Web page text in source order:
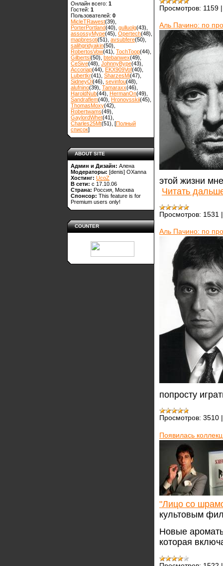
Онлайн всего: 1
Гостей: 1
Пользователей: 0
MicleTRawest(39)
PorterPortland(40) gulluolg(43)
assossyMype(45) Opertech(48)
mapbresoti(51) avsubfere(50)
salihgridyakin(50)
RobertosVow(41) TochToop(44)
Gilbertsl(50) btebanwex(49)
CeSive(48) JohnnyBype(43)
Accoriap(44) EKX909Vof(40)
Lubertkr(41) SharzesMi(47)
SidneyOl(46) sevinfou(48)
alufnino(39) Tamaraxx(46)
HaroldNub(44) HermanOn(49)
Sandraflem(40) Hronovsskii(45)
ThomasMoxy(42)
Robertwams(49)
GaylordWhet(41)
Charles25Mt(51) , [Полный
список]
ABOUT SITE
Админ и Дизайн: Алена
Модераторы: [denis] OXanna
Хостинг: UcoZ
В сети: с 17.10.06
Страна: Россия, Москва
Спонсор: This feature is for
Premium users only!
COUNTER
Просмотров: 1159
Аль Пачино: по
этой жизни
Читать
Просмотров: 1531
Аль Пачино: по
попросту
Просмотров: 3510
Появилась
"Лицо со
культовым
Новые
которая